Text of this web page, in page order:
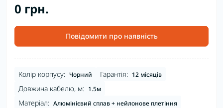
0 грн.
Повідомити про наявність
Колір корпусу: Чорний Гарантія: 12 місяців
Довжина кабелю, м: 1.5м
Матеріал: Алюмінієвий сплав + нейлонове плетіння